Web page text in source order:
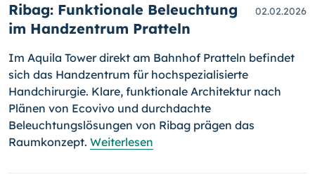
Ribag: Funktionale Beleuchtung
im Handzentrum Pratteln
02.02.2026
Im Aquila Tower direkt am Bahnhof Pratteln befindet
sich das Handzentrum für hochspezialisierte
Handchirurgie. Klare, funktionale Architektur nach
Plänen von Ecovivo und durchdachte
Beleuchtungslösungen von Ribag prägen das
Raumkonzept. Weiterlesen